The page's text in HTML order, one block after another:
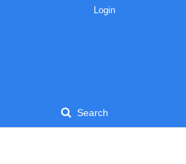
Search
Login